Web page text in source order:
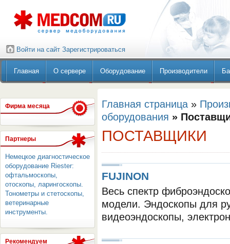
Войти на сайт Зарегистрироваться
Главная О сервере Оборудование Производители
Фирма месяца
Партнеры
Немецкое диагностическое
оборудование Riester:
офтальмоскопы,
отоскопы, ларингоскопы.
Тонометры и стетоскопы,
ветеринарные
инструменты.
Рекомендуем
Главная страница »
оборудования »
ПОСТАВЩИКИ
FUJINON
Весь спектр
модели. Эндоскопы для
видеоэндоскопы,